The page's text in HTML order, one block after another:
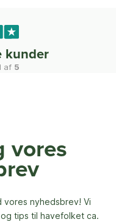
kunder
af 5
vores
vores nyhedsbrev! Vi
tips til havefolket ca.